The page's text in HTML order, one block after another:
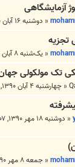
آزمایشگاهی
« دوشنبه ۱۶ آبان ۱۳۹۰, ۹:۱۳ ب.ظ
تجزیه
« یک‌شنبه ۸ آبان ۱۳۹۰, ۶:۵۴ ب.ظ
تک مولکولی جهان
« چهارشنبه ۴ آبان ۱۳۹۰, ۱:۵۵ ق.ظ
« دوشنبه ۱۸ مهر ۱۳۹۰, ۱۱:۰۷ ق.ظ
« جمعه ۸ مهر ۱۳۹۰, ۶:۲۸ ب.ظ